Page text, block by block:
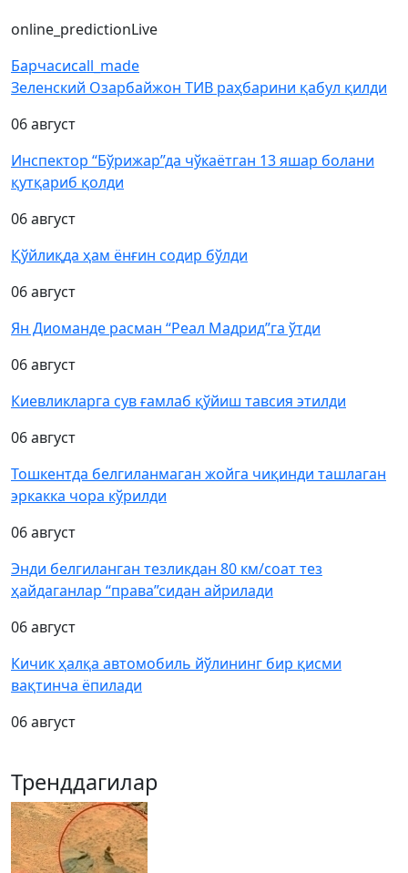
online_predictionLive
Барчасиcall_made
Зеленский Озарбайжон ТИВ раҳбарини қабул қилди
06 август
Инспектор “Бўрижар”да чўкаётган 13 яшар болани
қутқариб қолди
06 август
Қўйлиқда ҳам ёнғин содир бўлди
06 август
Ян Диоманде расман “Реал Мадрид”га ўтди
06 август
Киевликларга сув ғамлаб қўйиш тавсия этилди
06 август
Тошкентда белгиланмаган жойга чиқинди ташлаган
эркакка чора кўрилди
06 август
Энди белгиланган тезликдан 80 км/соат тез
ҳайдаганлар “права”сидан айрилади
06 август
Кичик ҳалқа автомобиль йўлининг бир қисми
вақтинча ёпилади
06 август
Тренддагилар